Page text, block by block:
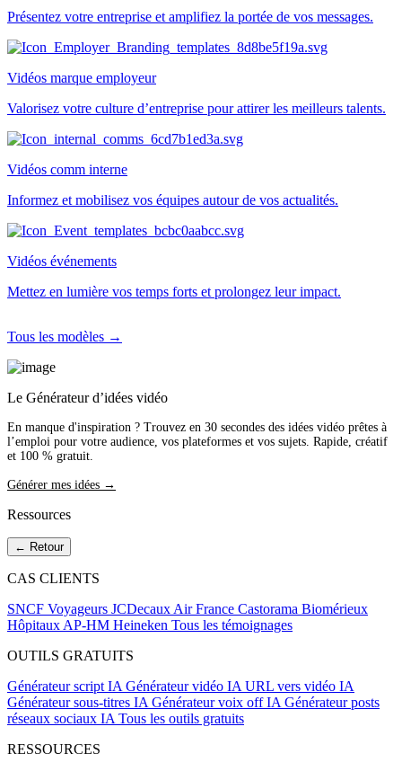
Présentez votre entreprise et amplifiez la portée de vos messages.
Vidéos marque employeur
Valorisez votre culture d’entreprise pour attirer les meilleurs talents.
Vidéos comm interne
Informez et mobilisez vos équipes autour de vos actualités.
Vidéos événements
Mettez en lumière vos temps forts et prolongez leur impact.
Tous les modèles →
Le Générateur d’idées vidéo
En manque d'inspiration ? Trouvez en 30 secondes des idées vidéo prêtes à
l’emploi pour votre audience, vos plateformes et vos sujets. Rapide, créatif
et 100 % gratuit.
Générer mes idées →
Ressources
← Retour
CAS CLIENTS
SNCF Voyageurs JCDecaux Air France Castorama Biomérieux
Hôpitaux AP-HM Heineken Tous les témoignages
OUTILS GRATUITS
Générateur script IA Générateur vidéo IA URL vers vidéo IA
Générateur sous-titres IA Générateur voix off IA Générateur posts
réseaux sociaux IA Tous les outils gratuits
RESSOURCES